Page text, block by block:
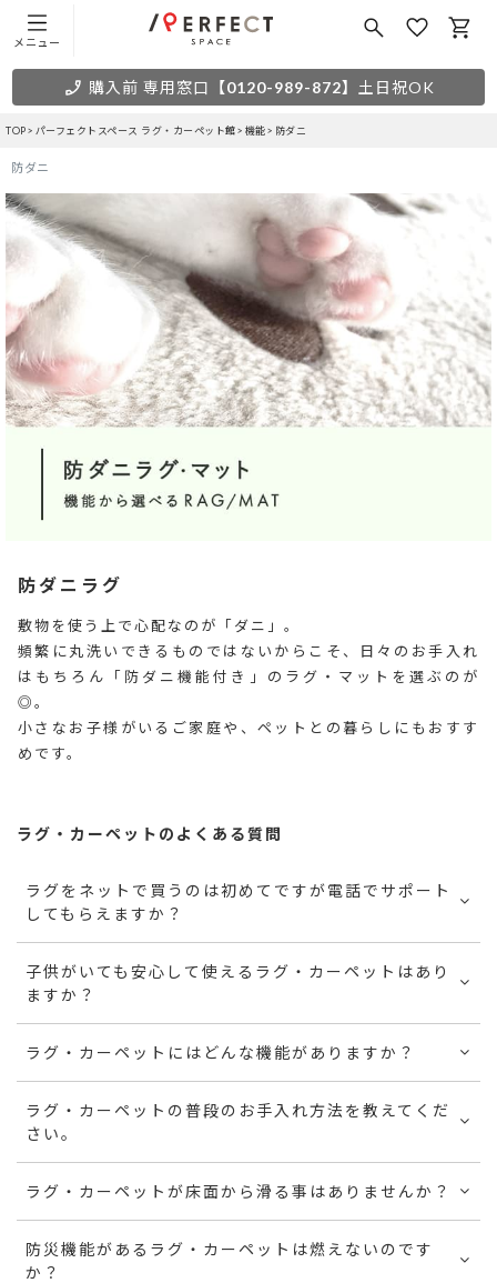
メニュー
購入前 専用窓口 【0120-989-872】 土日祝OK
TOP パーフェクトスペース ラグ・カーペット館 機能 防ダニ
防ダニ
防ダニラグ
敷物を使う上で心配なのが「ダニ」。
頻繁に丸洗いできるものではないからこそ、日々のお手入れ
はもちろん「防ダニ機能付き」のラグ・マットを選ぶのが
◎。
小さなお子様がいるご家庭や、ペットとの暮らしにもおすす
めです。
ラグ・カーペットのよくある質問
ラグをネットで買うのは初めてですが電話でサポート
してもらえますか？
子供がいても安心して使えるラグ・カーペットはあり
ますか？
ラグ・カーペットにはどんな機能がありますか？
ラグ・カーペットの普段のお手入れ方法を教えてくだ
さい。
ラグ・カーペットが床面から滑る事はありませんか？
防災機能があるラグ・カーペットは燃えないのです
か？